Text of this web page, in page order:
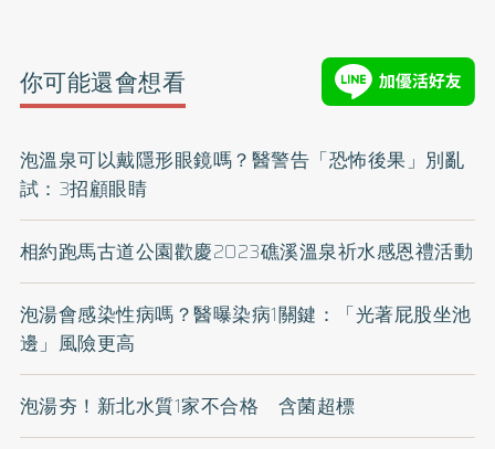
你可能還會想看
泡溫泉可以戴隱形眼鏡嗎？醫警告「恐怖後果」別亂
試：3招顧眼睛
相約跑馬古道公園歡慶2023礁溪溫泉祈水感恩禮活動
泡湯會感染性病嗎？醫曝染病1關鍵：「光著屁股坐池
邊」風險更高
泡湯夯！新北水質1家不合格 含菌超標